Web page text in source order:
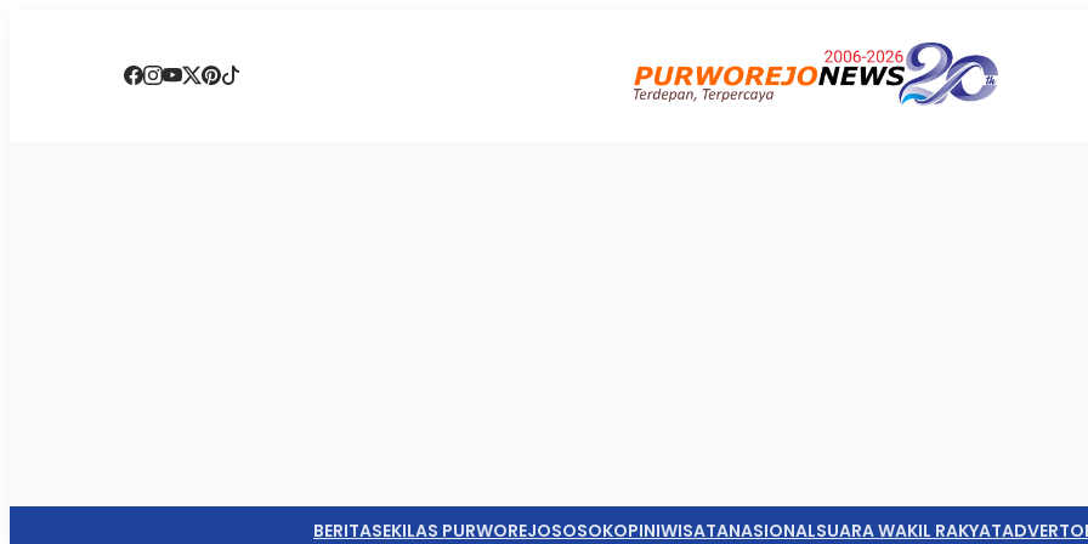
BERITASEKILAS PURWOREJOSOSOKOPINIWISATANASIONALSUARA WAKIL RAKYAT